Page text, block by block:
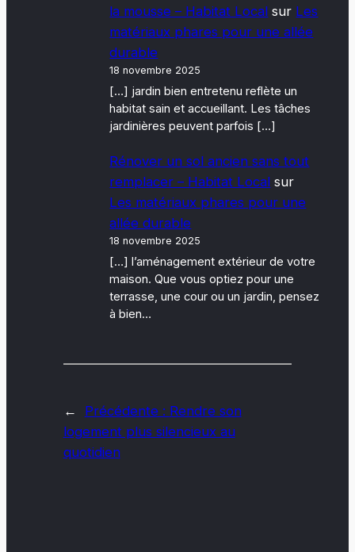
la mousse – Habitat Local sur Les
matériaux phares pour une allée
durable
18 novembre 2025
[…] jardin bien entretenu reflète un
habitat sain et accueillant. Les tâches
jardinières peuvent parfois […]
Rénover un sol ancien sans tout
remplacer – Habitat Local sur
Les matériaux phares pour une
allée durable
18 novembre 2025
[…] l’aménagement extérieur de votre
maison. Que vous optiez pour une
terrasse, une cour ou un jardin, pensez
à bien…
← Précédente : Rendre son
logement plus silencieux au
quotidien